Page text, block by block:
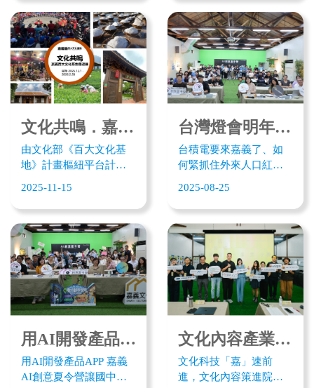
才來嘉」文化好嘉、觀
光好嘉記者會，近30位
日本、韓國及歐美國際
遠端工作者到場交流，
透過Code for Taiwan
Summit與在地青年及新
市競爭力。
「國際數位人才來嘉
——文化好嘉、觀光好
嘉」記者會。近 30 位來
自日本、韓國、歐美的
國際數位工作者齊聚嘉
義，並透過 Code for
年探討 AI 時代下的城市
競爭力。嘉義縣文化觀
光局亦推出「嘉義縣百
大文化基地串聯展」與
文化小旅行，向國際數
魅力。
文化共鳴．嘉義縣百大文化基地串連展 12/1隆重登場
由文化部《百大文化基
地》計畫樞紐平台計畫
28日，於嘉義文化科技
創新基地舉行為期三個
月的「文化共鳴—嘉義
縣百大文化基地串連
展」；展覽將以嘉義縣
入選文化部六個「百大
文化基地」為主軸，透
過實體文物、影像故事
與文化科技的共融展
示，展現嘉義縣多元豐
富的在地文化能量和創
新價值 。
2025-11-15
台灣燈會明年嘉義登場 嘉義高中生用AI大展創意行銷嘉義
台積電要來嘉義了、如
何緊抓住外來人口紅
何迎接這觀光人潮？
2025嘉義AI創意夏令
營，近30位高中生應用
AI工具為嘉義大展創
意。團隊提出觀光整合
平台、結合節慶及文化
觀光祕境；創意五花八
門，大推嘉義文化觀
光，讓嘉義文化觀光局
局長徐佩鈴直呼，AI讓
孩子創意很接地氣。 嘉
義縣文化觀光局攜手台
2025-08-25
用AI開發產品APP 嘉義AI創意夏令營讓國中生當創業家解決嘉義城市痛點
用AI開發產品APP 嘉義
AI創意夏令營讓國中生
文化內容產業「嘉」速前進 文策院攜嘉義縣助攻團隊落地
文化科技「嘉」速前
進，文化內容策進院與